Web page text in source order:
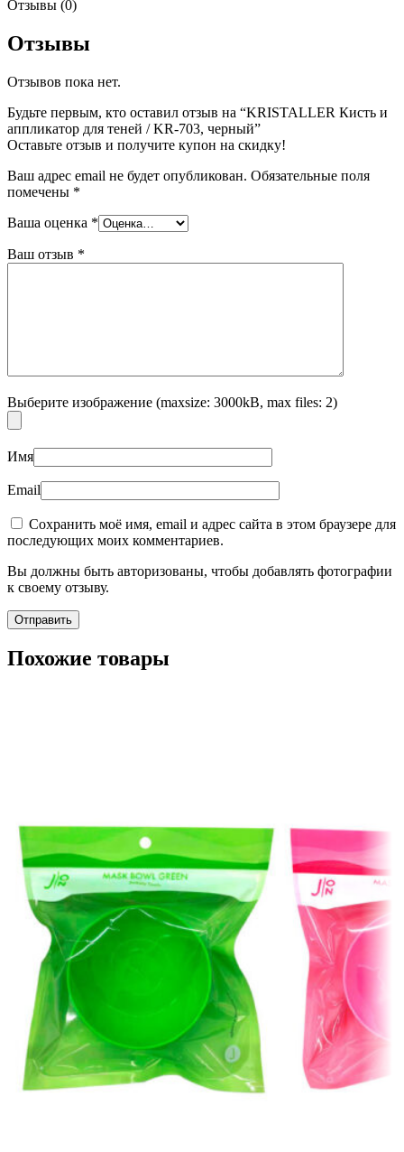
Отзывы (0)
Отзывы
Отзывов пока нет.
Будьте первым, кто оставил отзыв на “KRISTALLER Кисть и
аппликатор для теней / KR-703, черный”
Оставьте отзыв и получите купон на скидку!
Ваш адрес email не будет опубликован. Обязательные поля
помечены *
Ваша оценка *
Ваш отзыв *
Выберите изображение (maxsize: 3000kB, max files: 2)
Имя
Email
Сохранить моё имя, email и адрес сайта в этом браузере для
последующих моих комментариев.
Вы должны быть авторизованы, чтобы добавлять фотографии
к своему отзыву.
Похожие товары